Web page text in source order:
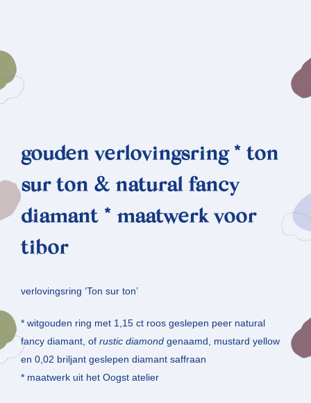
gouden verlovingsring * ton
sur ton & natural fancy
diamant * maatwerk voor
tibor
verlovingsring ‘Ton sur ton’
* witgouden ring met 1,15 ct roos geslepen peer natural
fancy diamant, of rustic diamond genaamd, mustard yellow
en 0,02 briljant geslepen diamant saffraan
* maatwerk uit het Oogst atelier